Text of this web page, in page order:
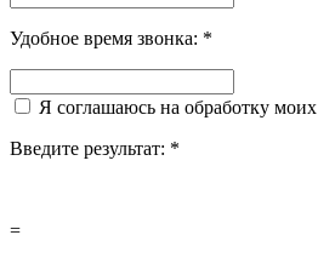
Удобное время звонка: *
Я соглашаюсь на обработку моих
Введите результат: *
=